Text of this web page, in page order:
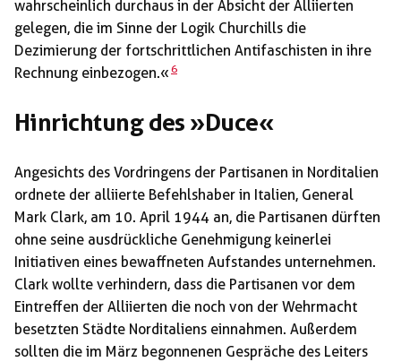
wahrscheinlich durchaus in der Absicht der Alliierten
gelegen, die im Sinne der Logik Churchills die
Dezimierung der fortschrittlichen Antifaschisten in ihre
Rechnung einbezogen.« 6
Hinrichtung des »Duce«
Angesichts des Vordringens der Partisanen in Norditalien
ordnete der alliierte Befehlshaber in Italien, General
Mark Clark, am 10. April 1944 an, die Partisanen dürften
ohne seine ausdrückliche Genehmigung keinerlei
Initiativen eines bewaffneten Aufstandes unternehmen.
Clark wollte verhindern, dass die Partisanen vor dem
Eintreffen der Alliierten die noch von der Wehrmacht
besetzten Städte Norditaliens einnahmen. Außerdem
sollten die im März begonnenen Gespräche des Leiters